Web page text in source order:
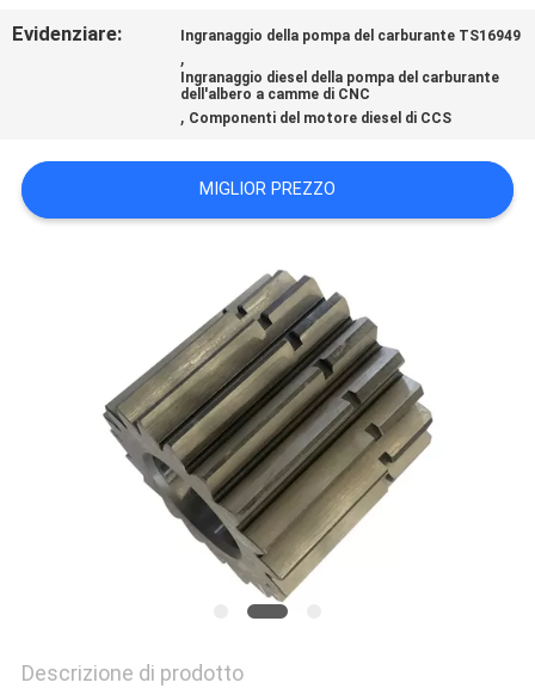
Evidenziare: Ingranaggio della pompa del carburante TS16949
,
Ingranaggio diesel della pompa del carburante
dell'albero a camme di CNC
, Componenti del motore diesel di CCS
MIGLIOR PREZZO
Descrizione di prodotto